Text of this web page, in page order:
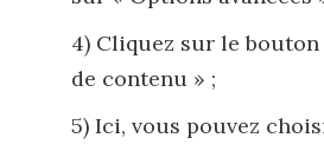
4) Cliquez sur le bouton
de contenu » ;
5) Ici, vous pouvez